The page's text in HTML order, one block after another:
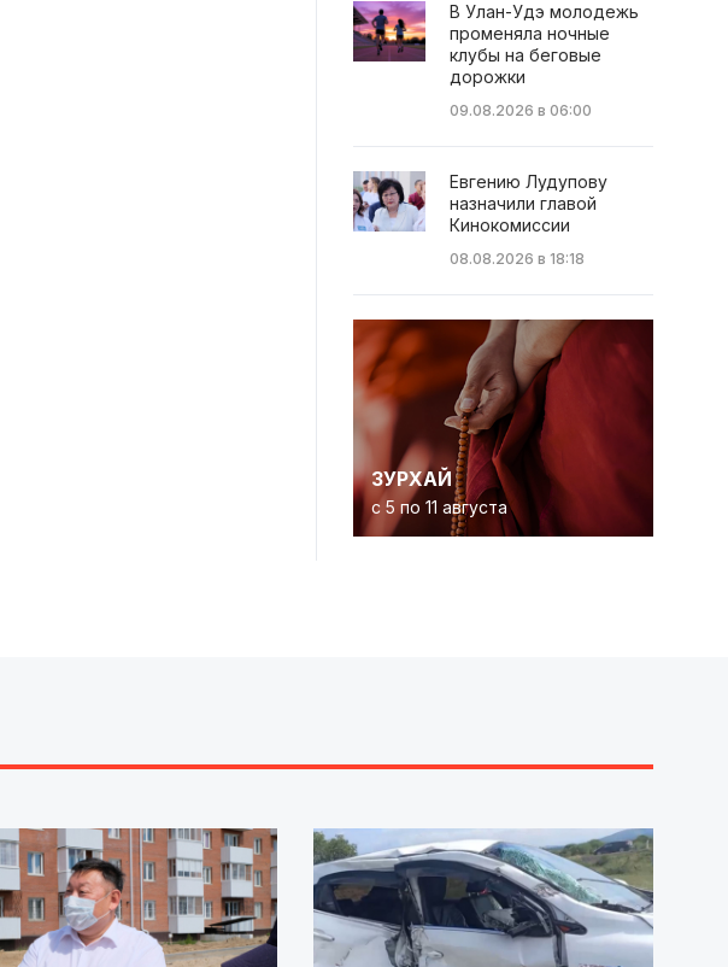
В Улан-Удэ молодежь
променяла ночные
клубы на беговые
дорожки
09.08.2026 в 06:00
Евгению Лудупову
назначили главой
Кинокомиссии
08.08.2026 в 18:18
ЗУРХАЙ
с 5 по 11 августа